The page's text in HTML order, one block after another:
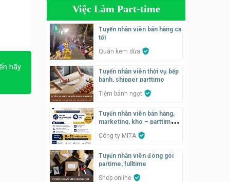
hãy
tiệm trà sữa
TRÀ SỮA THÁI LAN
hàng tiệm bánh ngọt
Tuyển nhân viên pha chế,
phục vụ bàn
SNACK BAR NHẬT
Tuyển quản lý, kế toán ca,
bếp, bếp chính lương cao
Nhà hàng Phố Men Chill
Việc Làm Part-time
Tuyển nhân viên bán hàng ca
tối
Quán kem dừa
Tuyển nhân viên thời vụ bếp
bánh, shipper parttime
Tiệm bánh ngọt
Tuyển nhân viên bán hàng,
marketing, kho – parttime,
Công ty MITA
Tuyển nhân viên đóng gói
partime, fulltime
Shop online